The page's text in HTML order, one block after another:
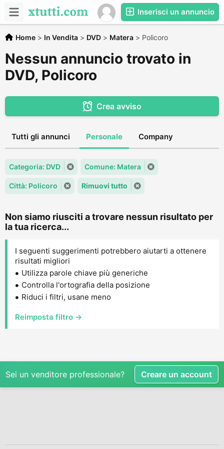
Inserisci un annuncio
Home > In Vendita > DVD > Matera > Policoro
Nessun annuncio trovato in
DVD, Policoro
Crea avviso
Tutti gli annunci Personale Company
Categoria: DVD Comune: Matera
Città: Policoro Rimuovi tutto
Non siamo riusciti a trovare nessun risultato per
la tua ricerca...
I seguenti suggerimenti potrebbero aiutarti a ottenere
risultati migliori
Utilizza parole chiave più generiche
Controlla l'ortografia della posizione
Riduci i filtri, usane meno
Reimposta filtro →
Sei un venditore professionale? Creare un account